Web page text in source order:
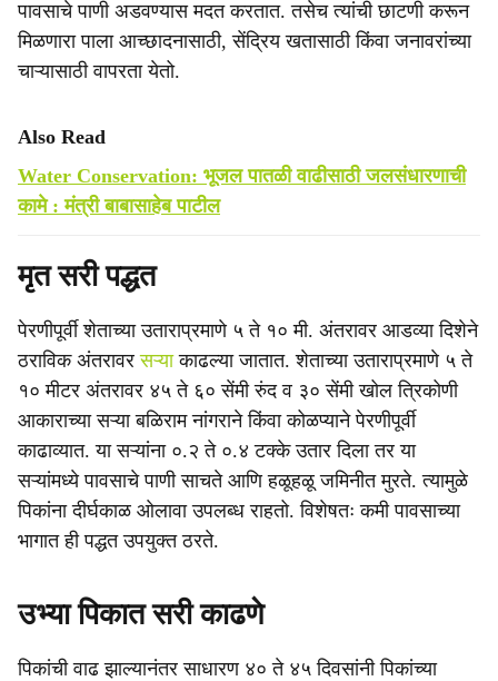
पावसाचे पाणी अडवण्यास मदत करतात. तसेच त्यांची छाटणी करून
मिळणारा पाला आच्छादनासाठी, सेंद्रिय खतासाठी किंवा जनावरांच्या
चाऱ्यासाठी वापरता येतो.
Also Read
Water Conservation: भूजल पातळी वाढीसाठी जलसंधारणाची
कामे : मंत्री बाबासाहेब पाटील
मृत सरी पद्धत
पेरणीपूर्वी शेताच्या उताराप्रमाणे ५ ते १० मी. अंतरावर आडव्या दिशेने
ठराविक अंतरावरसऱ्याकाढल्या जातात. शेताच्या उताराप्रमाणे ५ ते
१० मीटर अंतरावर ४५ ते ६० सेंमी रुंद व ३० सेंमी खोल त्रिकोणी
आकाराच्या सऱ्या बळिराम नांगराने किंवा कोळप्याने पेरणीपूर्वी
काढाव्यात. या सऱ्यांना ०.२ ते ०.४ टक्के उतार दिला तर या
सऱ्यांमध्ये पावसाचे पाणी साचते आणि हळूहळू जमिनीत मुरते. त्यामुळे
पिकांना दीर्घकाळ ओलावा उपलब्ध राहतो. विशेषतः कमी पावसाच्या
भागात ही पद्धत उपयुक्त ठरते.
उभ्या पिकात सरी काढणे
पिकांची वाढ झाल्यानंतर साधारण ४० ते ४५ दिवसांनी पिकांच्या